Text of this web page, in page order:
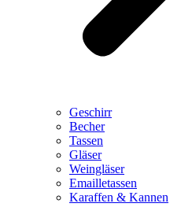
Geschirr
Becher
Tassen
Gläser
Weingläser
Emailletassen
Karaffen & Kannen